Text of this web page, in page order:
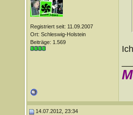
Registriert seit: 11.09.2007
Ort: Schleswig-Holstein
Beiträge: 1.569
14.07.2012, 23:34